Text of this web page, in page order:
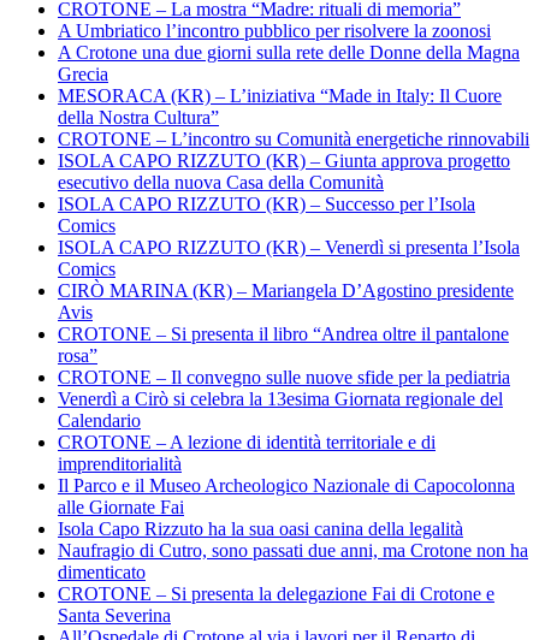
CROTONE – La mostra “Madre: rituali di memoria”
A Umbriatico l’incontro pubblico per risolvere la zoonosi
A Crotone una due giorni sulla rete delle Donne della Magna
Grecia
MESORACA (KR) – L’iniziativa “Made in Italy: Il Cuore
della Nostra Cultura”
CROTONE – L’incontro su Comunità energetiche rinnovabili
ISOLA CAPO RIZZUTO (KR) – Giunta approva progetto
esecutivo della nuova Casa della Comunità
ISOLA CAPO RIZZUTO (KR) – Successo per l’Isola
Comics
ISOLA CAPO RIZZUTO (KR) – Venerdì si presenta l’Isola
Comics
CIRÒ MARINA (KR) – Mariangela D’Agostino presidente
Avis
CROTONE – Si presenta il libro “Andrea oltre il pantalone
rosa”
CROTONE – Il convegno sulle nuove sfide per la pediatria
Venerdì a Cirò si celebra la 13esima Giornata regionale del
Calendario
CROTONE – A lezione di identità territoriale e di
imprenditorialità
Il Parco e il Museo Archeologico Nazionale di Capocolonna
alle Giornate Fai
Isola Capo Rizzuto ha la sua oasi canina della legalità
Naufragio di Cutro, sono passati due anni, ma Crotone non ha
dimenticato
CROTONE – Si presenta la delegazione Fai di Crotone e
Santa Severina